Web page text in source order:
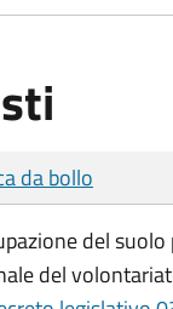
pagamento
da bollo
del
del